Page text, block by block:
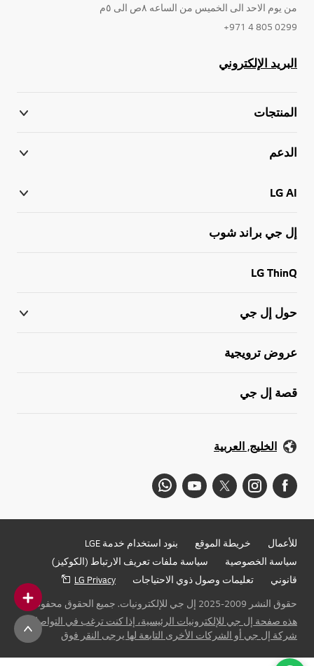
من يوم الاحد الى الخميس من الساعه ٨ص الى ٥م
0299 805 4 971+
البريد الإلكتروني
المنتجات
الدعم
LG AI
إل جي براند شوب
LG ThinQ
حول إل جي
عروض ترويجية
قصة إل جي
الخليج, العربية
للأعمال خريطة الموقع
بنود استخدام خدمة LGE
سياسة الخصوصية
سياسة ملفات تعريف الارتباط (الكوكيز)
قانوني
تعليمات وصول ذوي الاحتياجات
LG Privacy
حقوق النشر 2009-2025 إل جي للإلكترونيات. جميع الحقوق محفوظة
هذه صفحة إل جي للإلكترونيات الرئيسية، إذا كنت ترغب في التواصل مع
شركة إل جي أو الشركات الأخرى التابعة لها يرجى النقر فوق